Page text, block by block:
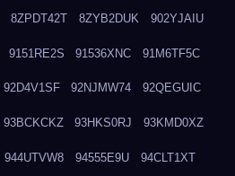
8ZPDT42T 8ZYB2DUK 902YJAIU
9151RE2S 91536XNC 91M6TF5C
92D4V1SF 92NJMW74 92QEGUIC
93BCKCKZ 93HKS0RJ 93KMD0XZ
944UTVW8 94555E9U 94CLT1XT